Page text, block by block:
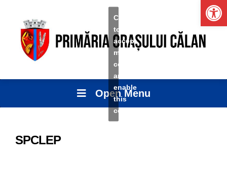
Click
to
accept
marketing
cookies
and
enable
this
content
Open Menu
SPCLEP